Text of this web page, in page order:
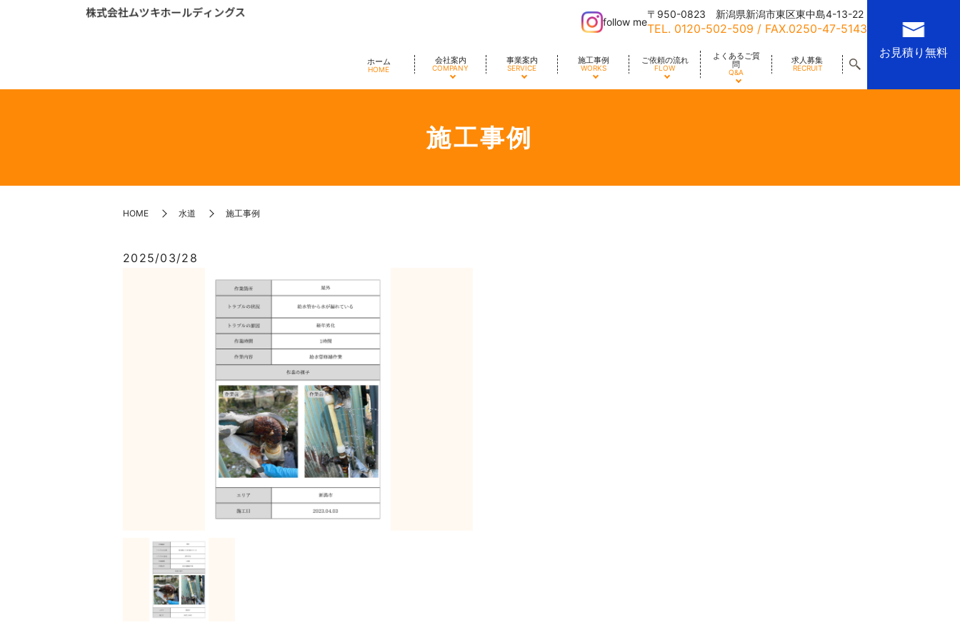
ホーム
HOME
会社案内
COMPANY
事業案内
SERVICE
施工事例
WORKS
ご依頼の流れ
FLOW
よくあるご質
問
Q&A
求人募集
RECRUIT
follow me
〒950-0823 新潟県新潟市東区東中島4-13-22
TEL. 0120-502-509 / FAX.0250-47-5143
お見積り無料
施工事例
HOME 水道 施工事例
2025/03/28